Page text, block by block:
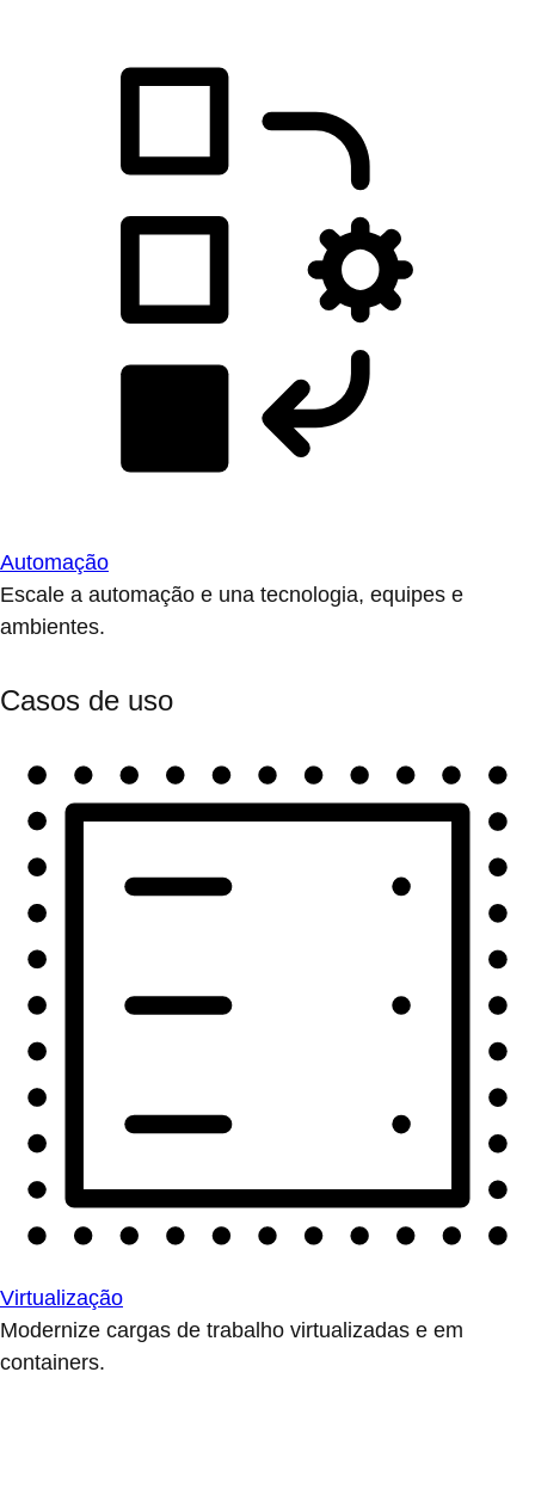
Automação
Escale a automação e una tecnologia, equipes e
ambientes.
Casos de uso
Virtualização
Modernize cargas de trabalho virtualizadas e em
containers.